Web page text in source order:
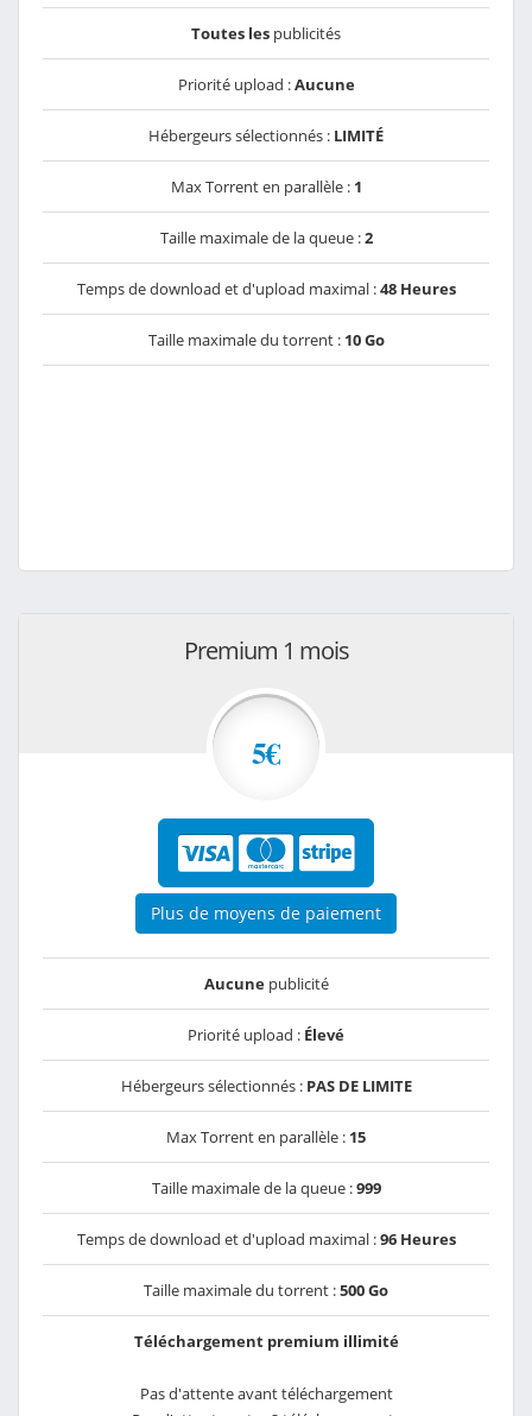
Toutes les publicités
Priorité upload :Aucune
Hébergeurs sélectionnés : LIMITÉ
Max Torrent en parallèle : 1
Taille maximale de la queue :2
Temps de download et d'upload maximal :48 Heures
Taille maximale du torrent : 10 Go
Premium 1 mois
5€
Plus de moyens de paiement
Aucunepublicité
Priorité upload : Élevé
Hébergeurs sélectionnés : PAS DE LIMITE
Max Torrent en parallèle : 15
Taille maximale de la queue :999
Temps de download et d'upload maximal :96 Heures
Taille maximale du torrent :500 Go
Téléchargement premium illimité
Pas d'attente avant téléchargement